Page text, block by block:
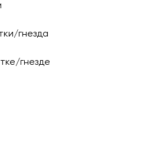
гнезда
гнезде